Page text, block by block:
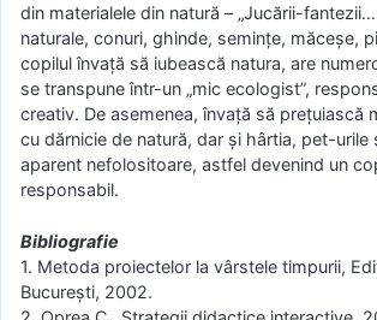
din materialele din natură – „Jucării-
naturale, conuri, ghinde, seminţe, măceşe,
copilul învață să iubească natura, are
se transpune într-un „mic ecologist”,
creativ. De asemenea, învață să prețuiască
cu dărnicie de natură, dar şi hârtia, pet-urile
aparent nefolositoare, astfel devenind un
responsabil.
Bibliografie
1. Metoda proiectelor la vârstele timpurii,
Bucureşti, 2002.